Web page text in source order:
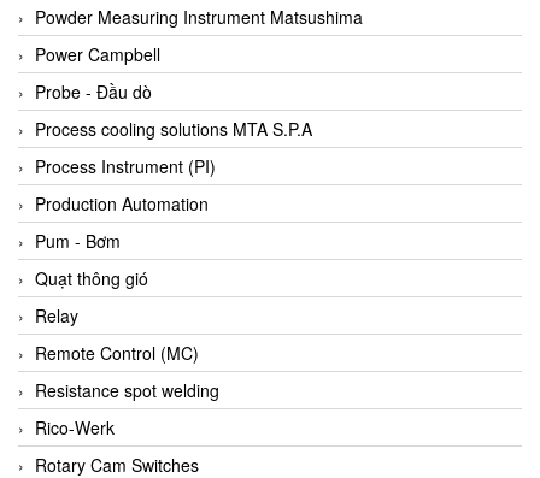
Bilz
Binder Connector
Biotech
BirdX Vietnam
BK Vibro
Black Box
BlackBox Vietnam
BLAGDON PUMP
Bloom Engineering
Boneng
Bopp & Reuther Messtechnik
Bosch
Boydcorp
Powder Measuring Instrument Matsushima
Power Campbell
Probe - Đầu dò
Process cooling solutions MTA S.P.A
Process Instrument (PI)
Production Automation
Pum - Bơm
Quạt thông gió
Relay
Remote Control (MC)
Resistance spot welding
Rico-Werk
Rotary Cam Switches